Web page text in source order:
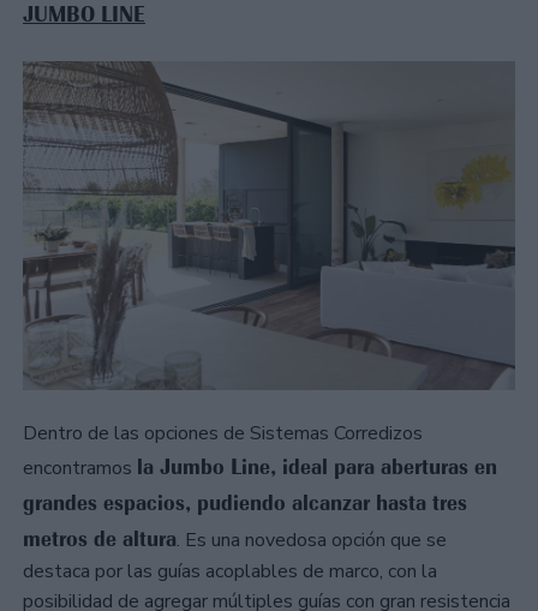
JUMBO LINE
Dentro de las opciones de Sistemas Corredizos
encontramos la Jumbo Line, ideal para aberturas en
grandes espacios, pudiendo alcanzar hasta tres
metros de altura. Es una novedosa opción que se
destaca por las guías acoplables de marco, con la
posibilidad de agregar múltiples guías con gran resistencia